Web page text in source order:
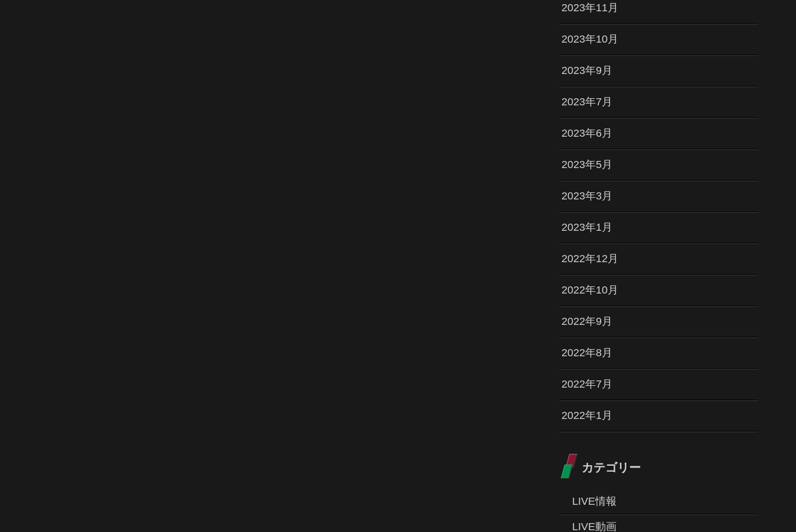
2023年11月
2023年10月
2023年9月
2023年7月
2023年6月
2023年5月
2023年3月
2023年1月
2022年12月
2022年10月
2022年9月
2022年8月
2022年7月
2022年1月
カテゴリー
LIVE情報
LIVE動画